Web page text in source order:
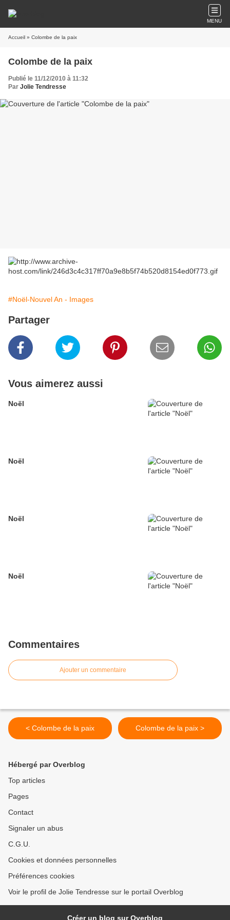
MENU
Accueil » Colombe de la paix
Colombe de la paix
Publié le 11/12/2010 à 11:32
Par Jolie Tendresse
#Noël-Nouvel An - Images
Partager
Vous aimerez aussi
Noël
Noël
Noël
Noël
Commentaires
Ajouter un commentaire
< Colombe de la paix Colombe de la paix >
Hébergé par Overblog
Top articles
Pages
Contact
Signaler un abus
C.G.U.
Cookies et données personnelles
Préférences cookies
Voir le profil de Jolie Tendresse sur le portail Overblog
Créer un blog sur Overblog